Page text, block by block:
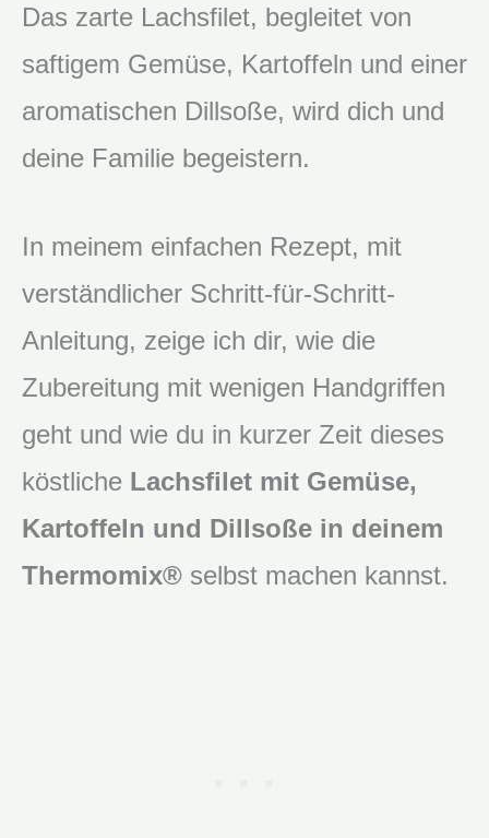
Das zarte Lachsfilet, begleitet von
saftigem Gemüse, Kartoffeln und einer
aromatischen Dillsoße, wird dich und
deine Familie begeistern.
In meinem einfachen Rezept, mit
verständlicher Schritt-für-Schritt-
Anleitung, zeige ich dir, wie die
Zubereitung mit wenigen Handgriffen
geht und wie du in kurzer Zeit dieses
köstliche Lachsfilet mit Gemüse,
Kartoffeln und Dillsoße in deinem
Thermomix® selbst machen kannst.